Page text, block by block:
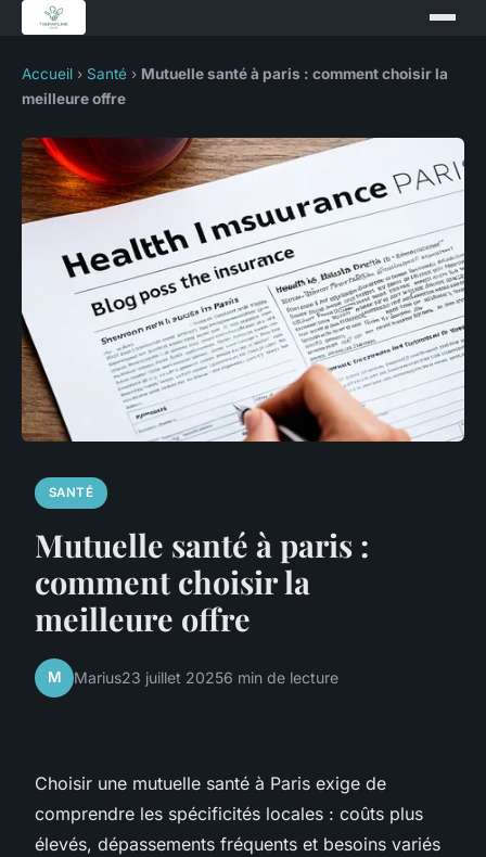
Accueil › Santé › Mutuelle santé à paris : comment choisir la
meilleure offre
SANTÉ
Mutuelle santé à paris :
comment choisir la
meilleure offre
M Marius23 juillet 20256 min de lecture
Choisir une mutuelle santé à Paris exige de
comprendre les spécificités locales : coûts plus
élevés, dépassements fréquents et besoins variés